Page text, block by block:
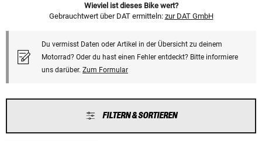
Wieviel ist dieses Bike wert?
Gebrauchtwert über DAT ermitteln: zur DAT GmbH
Du vermisst Daten oder Artikel in der Übersicht zu deinem
Motorrad? Oder du hast einen Fehler entdeckt? Bitte informiere
uns darüber. Zum Formular
FILTERN & SORTIEREN